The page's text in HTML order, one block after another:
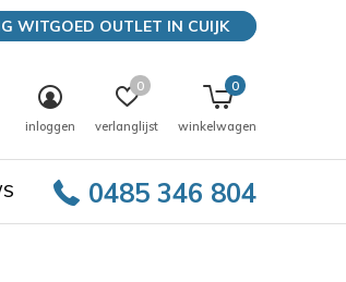
0485 346 804
inloggen verlanglijst
0
winkelwagen
0
WITGOED OUTLET IN CUIJK